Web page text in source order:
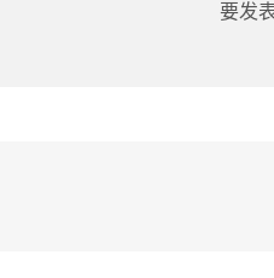
要发